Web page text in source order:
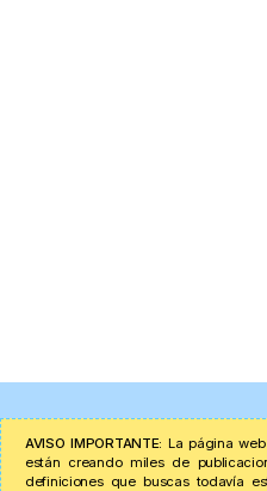
AVISO IMPORTANTE: La página
están creando miles de
definiciones que buscas todavía